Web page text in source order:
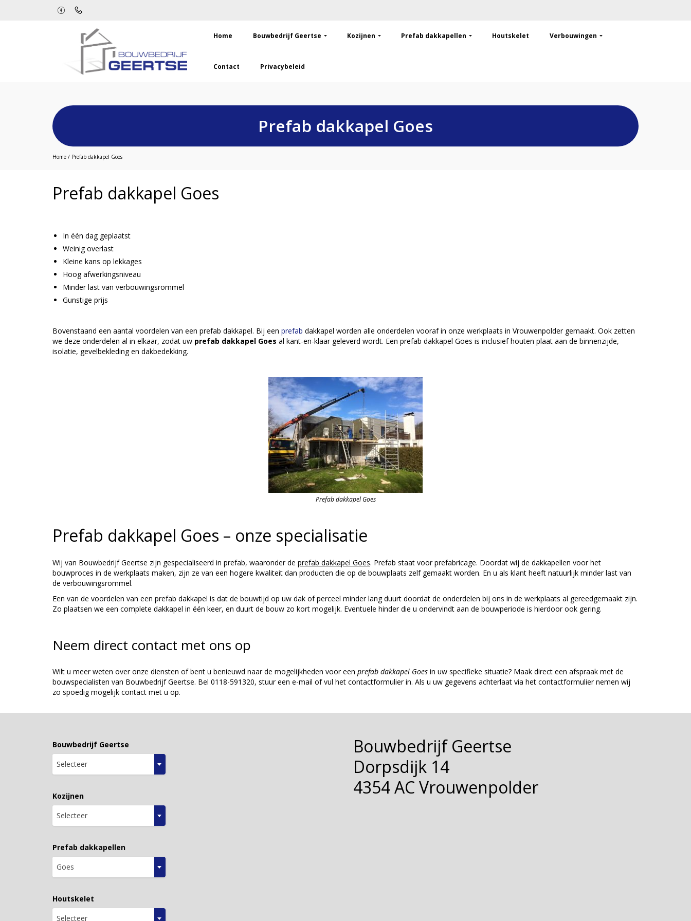
Home Bouwbedrijf Geertse Kozijnen Prefab dakkapellen Houtskelet Verbouwingen
Contact Privacybeleid
Prefab dakkapel Goes
Home / Prefab dakkapel Goes
Prefab dakkapel Goes
In één dag geplaatst
Weinig overlast
Kleine kans op lekkages
Hoog afwerkingsniveau
Minder last van verbouwingsrommel
Gunstige prijs
Bovenstaand een aantal voordelen van een prefab dakkapel. Bij een prefab dakkapel worden alle onderdelen vooraf in onze werkplaats in Vrouwenpolder gemaakt. Ook zetten
we deze onderdelen al in elkaar, zodat uw prefab dakkapel Goes al kant-en-klaar geleverd wordt. Een prefab dakkapel Goes is inclusief houten plaat aan de binnenzijde,
isolatie, gevelbekleding en dakbedekking.
Prefab dakkapel Goes
Prefab dakkapel Goes – onze specialisatie
Wij van Bouwbedrijf Geertse zijn gespecialiseerd in prefab, waaronder de prefab dakkapel Goes. Prefab staat voor prefabricage. Doordat wij de dakkapellen voor het
bouwproces in de werkplaats maken, zijn ze van een hogere kwaliteit dan producten die op de bouwplaats zelf gemaakt worden. En u als klant heeft natuurlijk minder last van
de verbouwingsrommel.
Een van de voordelen van een prefab dakkapel is dat de bouwtijd op uw dak of perceel minder lang duurt doordat de onderdelen bij ons in de werkplaats al gereedgemaakt zijn.
Zo plaatsen we een complete dakkapel in één keer, en duurt de bouw zo kort mogelijk. Eventuele hinder die u ondervindt aan de bouwperiode is hierdoor ook gering.
Neem direct contact met ons op
Wilt u meer weten over onze diensten of bent u benieuwd naar de mogelijkheden voor een prefab dakkapel Goes in uw specifieke situatie? Maak direct een afspraak met de
bouwspecialisten van Bouwbedrijf Geertse. Bel 0118-591320, stuur een e-mail of vul het contactformulier in. Als u uw gegevens achterlaat via het contactformulier nemen wij
zo spoedig mogelijk contact met u op.
Bouwbedrijf Geertse
Selecteer
Kozijnen
Selecteer
Prefab dakkapellen
Goes
Houtskelet
Selecteer
Bouwbedrijf Geertse
Dorpsdijk 14
4354 AC Vrouwenpolder